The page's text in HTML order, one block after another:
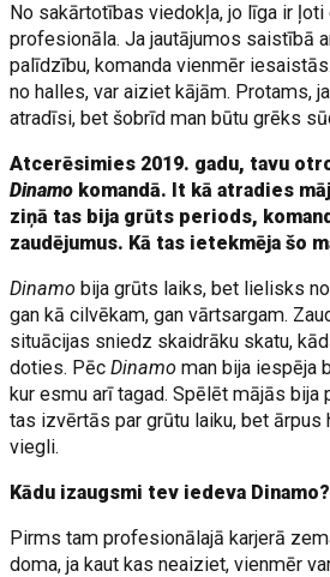
No sakārtotības viedokļa, jo līga ir ļoti
profesionāla. Ja jautājumos saistībā
palīdzību, komanda vienmēr
no halles, var aiziet kājām. Protams,
atradīsi, bet šobrīd man būtu grēks
Atcerēsimies 2019. gadu, tavu
Dinamo komandā. It kā atradies
ziņā tas bija grūts periods,
zaudējumus. Kā tas ietekmēja šo
Dinamobija grūts laiks, bet lielisks
gan kā cilvēkam, gan vārtsargam.
situācijas sniedz skaidrāku skatu,
doties. PēcDinamoman bija iespēja
kur esmu arī tagad. Spēlēt mājās bija
tas izvērtās par grūtu laiku, bet ārpus
viegli.
Kādu izaugsmi tev iedeva Dinamo?
Pirms tam profesionālajā karjerā
doma, ja kaut kas neaiziet, vienmēr